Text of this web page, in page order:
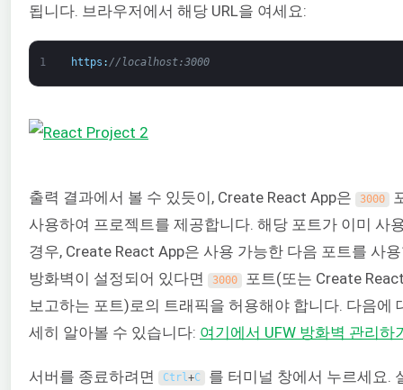
됩니다. 브라우저에서 해당 URL을 여세요:
1 https : //localhost:3000
출력 결과에서 볼 수 있듯이, Create React App은 3000
사용하여 프로젝트를 제공합니다. 해당 포트가 이미 사
경우, Create React App은 사용 가능한 다음 포트를 사
방화벽이 설정되어 있다면
3000 포트(또는 Create
보고하는 포트)로의 트래픽을 허용해야 합니다. 다음에
세히 알아볼 수 있습니다: 여기에서 UFW 방화벽 관리하
서버를 종료하려면 Ctrl+C 를 터미널 창에서 누르세요.